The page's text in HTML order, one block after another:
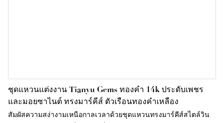
ชุดแหวนแต่งงาน Tianyu Gems ทองคำ 14k ประดับเพชร
และมอยซาไนต์ ทรงมาร์คีส์ ตัวเรือนทองคำเหลือง
สัมผัสความสง่างามเหนือกาลเวลาด้วยชุดแหวนทรงมาร์คีส์สไตล์วิน